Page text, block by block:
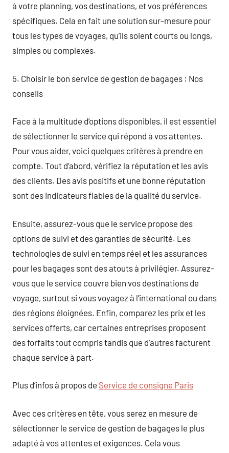
à votre planning, vos destinations, et vos préférences
spécifiques. Cela en fait une solution sur-mesure pour
tous les types de voyages, qu’ils soient courts ou longs,
simples ou complexes.
5. Choisir le bon service de gestion de bagages : Nos
conseils
Face à la multitude d’options disponibles, il est essentiel
de sélectionner le service qui répond à vos attentes.
Pour vous aider, voici quelques critères à prendre en
compte. Tout d’abord, vérifiez la réputation et les avis
des clients. Des avis positifs et une bonne réputation
sont des indicateurs fiables de la qualité du service.
Ensuite, assurez-vous que le service propose des
options de suivi et des garanties de sécurité. Les
technologies de suivi en temps réel et les assurances
pour les bagages sont des atouts à privilégier. Assurez-
vous que le service couvre bien vos destinations de
voyage, surtout si vous voyagez à l’international ou dans
des régions éloignées. Enfin, comparez les prix et les
services offerts, car certaines entreprises proposent
des forfaits tout compris tandis que d’autres facturent
chaque service à part.
Plus d’infos à propos de Service de consigne Paris
Avec ces critères en tête, vous serez en mesure de
sélectionner le service de gestion de bagages le plus
adapté à vos attentes et exigences. Cela vous